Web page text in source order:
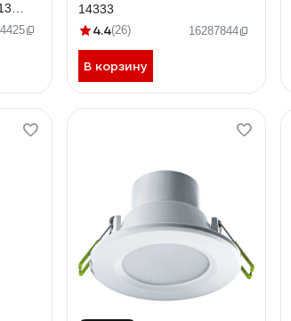
14333
4.4(26) 16287844
В корзину